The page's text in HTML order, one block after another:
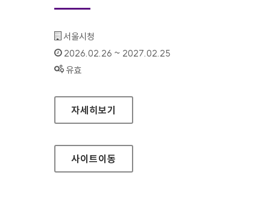
기관명 :
서울시청
인증기간 :
2026.02.26 ~ 2027.02.25
상태 :
유효
서울도시공간포털
자세히보기
사이트이동